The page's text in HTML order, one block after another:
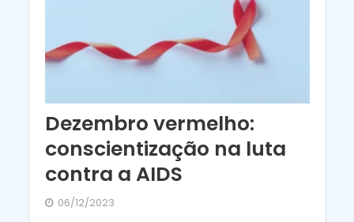
Dezembro vermelho:
conscientização na luta
contra a AIDS
06/12/2023